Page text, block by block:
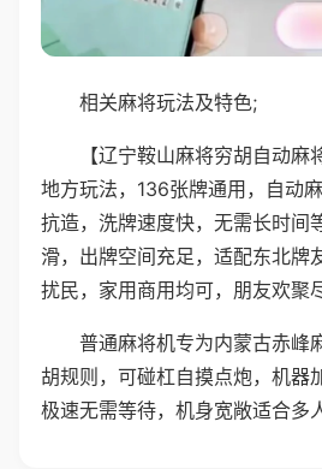
相关麻将玩法及特色;
【辽宁鞍山麻将穷胡自动
地方玩法，136张牌通用，自动
抗造，洗牌速度快，无需长时间
滑，出牌空间充足，适配东北牌
扰民，家用商用均可，朋友欢聚
普通麻将机专为内蒙古赤峰
胡规则，可碰杠自摸点炮，机器
极速无需等待，机身宽敞适合多